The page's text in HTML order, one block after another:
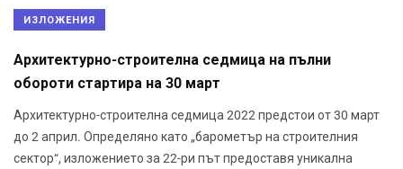
ИЗЛОЖЕНИЯ
Архитектурно-строителна седмица на пълни
обороти стартира на 30 март
Архитектурно-строителна седмица 2022 предстои от 30 март
до 2 април. Определяно като „барометър на строителния
сектор“, изложението за 22-ри път предоставя уникална